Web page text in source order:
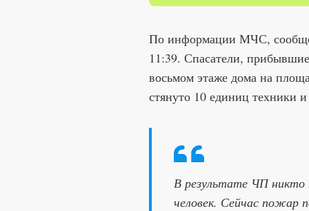
По информации МЧС,
11:39. Спасатели,
восьмом этаже дома на
стянуто 10 единиц техники
В результате ЧП никто
человек. Сейчас пожар